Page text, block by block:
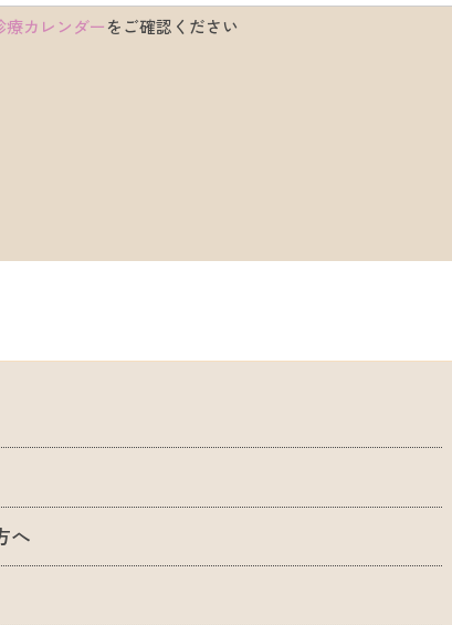
療カレンダーをご確認ください
へ